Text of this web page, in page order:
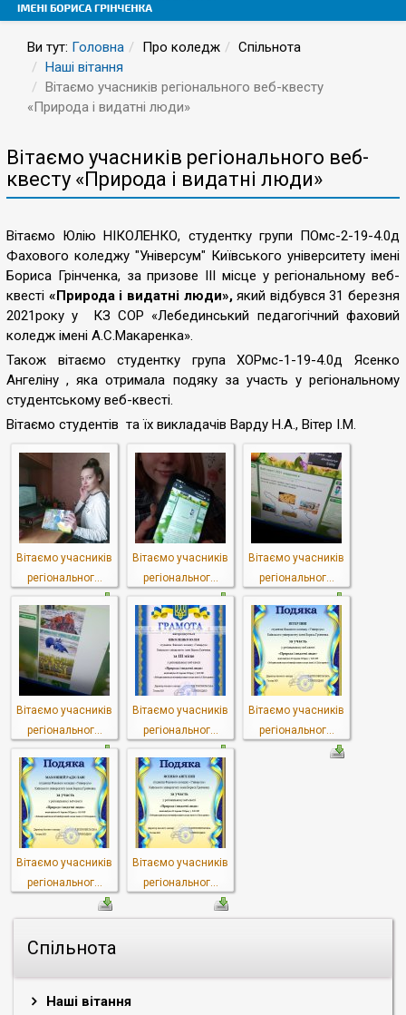
Ви тут: Головна Про коледж
Спільнота
Наші вітання
Вітаємо учасників регіонального веб-квесту
«Природа і видатні люди»
Спільнота
Наші вітання
Вітаємо учасників регіонального веб-
квесту «Природа і видатні люди»
Вітаємо Юлію НІКОЛЕНКО, студентку групи ПОмс-2-19-4.0д
Фахового коледжу "Універсум" Київського університету імені
Бориса Грінченка, за призове ІІІ місце у регіональному веб-
квесті «Природа і видатні люди»,який відбувся 31 березня
2021року у КЗ СОР «Лебединський педагогічний фаховий
коледж імені А.С.Макаренка».
Також вітаємо студентку група ХОРмс-1-19-4.0д Ясенко
Ангеліну , яка отримала подяку за участь у регіональному
студентському веб-квесті.
Вітаємо студентів та їх викладачів Варду Н.А., Вітер І.М.
Вітаємо учасників
регіональног...
Вітаємо учасників
регіональног...
Вітаємо учасників
регіональног...
Вітаємо учасників
регіональног...
Вітаємо учасників
регіональног...
Вітаємо учасників
регіональног...
Вітаємо учасників
регіональног...
Вітаємо учасників
регіональног...